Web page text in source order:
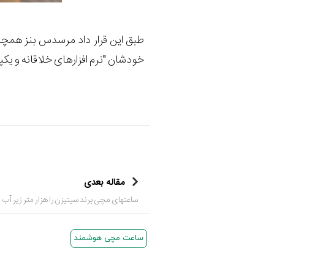
طبق این قرار داد مرسدس بنز
خودشان "نرم افزارهای خلاقانه و
مقاله بعدی
ساعتهای مچی برند سیتیزن را هزار متر زیر آب
ساعت مچی هوشمند